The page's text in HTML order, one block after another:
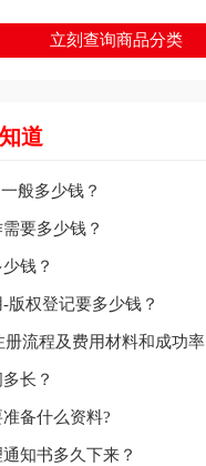
立刻查询商品分类
道
般多少钱？
要多少钱？
钱？
版权登记要多少钱？
册流程及费用材料和成功率
长？
备什么资料?
知书多久下来？